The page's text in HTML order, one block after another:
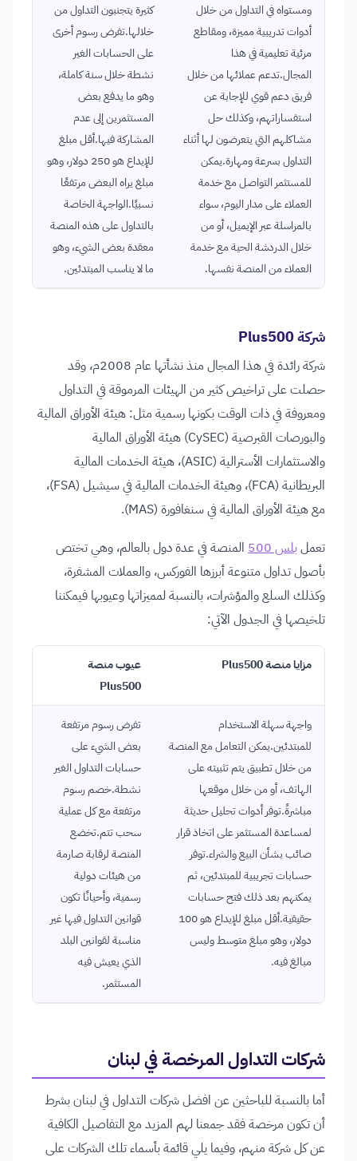
ومستواه في التداول من خلال
أدوات تدريبية مميزة، ومقاطع
مرئية تعليمية في هذا
المجال.تدعم عملائها من خلال
فريق دعم قوي للإجابة عن
استفساراتهم، وكذلك حل
مشاكلهم التي يتعرضون لها أثناء
التداول بسرعة ومهارة.يمكن
للمستثمر التواصل مع خدمة
العملاء على مدار اليوم، سواء
بالمراسلة عبر الإيميل، أو من
خلال الدردشة الحية مع خدمة
العملاء من المنصة نفسها.
كثيرة يتجنبون التداول من
خلالها.تفرض رسوم أخرى
على الحسابات الغير
نشطة خلال سنة كاملة،
وهو ما يدفع بعض
المستثمرين إلى عدم
المشاركة فيها.أقل مبلغ
للإيداع هو 250 دولار، وهو
مبلغ يراه البعض مرتفعًا
نسبيًا.الواجهة الخاصة
بالتداول على هذه المنصة
معقدة بعض الشيء، وهو
ما لا يناسب المبتدئين.
شركة Plus500
شركة رائدة في هذا المجال منذ نشأتها عام 2008م، وقد
حصلت على تراخيص كثير من الهيئات المرموقة في التداول
ومعروفة في ذات الوقت بكونها رسمية مثل: هيئة الأوراق المالية
والبورصات القبرصية (CySEC) هيئة الأوراق المالية
والاستثمارات الأسترالية (ASIC)، هيئة الخدمات المالية
البريطانية (FCA)، وهيئة الخدمات المالية في سيشيل (FSA)،
مع هيئة الأوراق المالية في سنغافورة (MAS).
تعملبلس 500
المنصة في عدة دول بالعالم، وهي تختص
بأصول تداول متنوعة أبرزها الفوركس، والعملات المشفرة،
وكذلك السلع والمؤشرات، بالنسبة لمميزاتها وعيوبها فيمكننا
تلخيصها في الجدول الآتي:
مزايا منصة Plus500
عيوب منصة
Plus500
واجهة سهلة الاستخدام
للمبتدئين.يمكن التعامل مع المنصة
من خلال تطبيق يتم تثبيته على
الهاتف، أو من خلال موقعها
مباشرةً.توفر أدوات تحليل حديثة
لمساعدة المستثمر على اتخاذ قرار
صائب بشأن البيع والشراء.توفر
حسابات تجريبية للمبتدئين، ثم
يمكنهم بعد ذلك فتح حسابات
حقيقية.أقل مبلغ للإيداع هو 100
دولار، وهو مبلغ متوسط وليس
مبالغ فيه.
تفرض رسوم مرتفعة
بعض الشيء على
حسابات التداول الغير
نشطة.خصم رسوم
مرتفعة مع كل عملية
سحب تتم.تخضع
المنصة لرقابة صارمة
من هيئات دولية
رسمية، وأحيانًا تكون
قوانين التداول فيها غير
مناسبة لقوانين البلد
الذي يعيش فيه
المستثمر.
شركات التداول المرخصة في لبنان
أما بالنسبة للباحثين عن افضل شركات التداول في لبنان بشرط
أن تكون مرخصة فقد جمعنا لهم المزيد مع التفاصيل الكافية
عن كل شركة منهم، وفيما يلي قائمة بأسماء تلك الشركات على